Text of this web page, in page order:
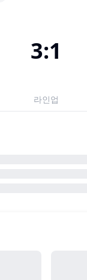
3:1
라인업